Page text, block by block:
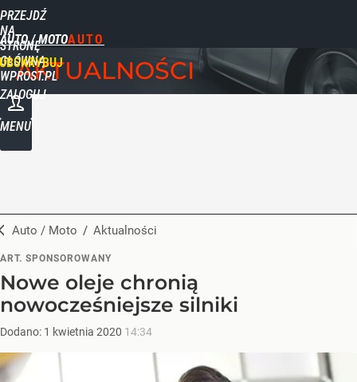
PRZEJDŹ
NA
STRONĘ
GŁÓWNĄ
WPROST.PL
AUTO / MOTO
ZALOGUJ
MENU
AKTUALNOŚCI
Auto / Moto / Aktualności
ART. SPONSOROWANY
Nowe oleje chronią
nowocześniejsze silniki
Dodano: 1 kwietnia 2020 14:34